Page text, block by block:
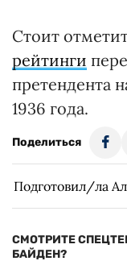
Стоит
рейтинги
претендента
1936 года.
Поделиться
Подготовил/ла
СМОТРИТЕ
БАЙДЕН?